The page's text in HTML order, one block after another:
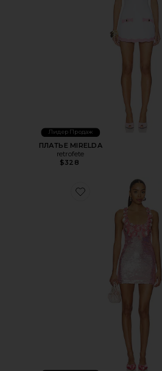
Лидер Продаж
ПЛАТЬЕ MIRELDA
retrofete
$328
Favorite ПЛАТЬЕ JOANNE